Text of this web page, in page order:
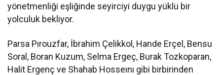
yönetmenliği eşliğinde seyirciyi duygu yüklü bir
yolculuk bekliyor.
Parsa Pırouzfar, İbrahim Çelikkol, Hande Erçel, Bensu
Soral, Boran Kuzum, Selma Ergeç, Burak Tozkoparan,
Halit Ergenç ve Shahab Hosseını gibi birbirinden